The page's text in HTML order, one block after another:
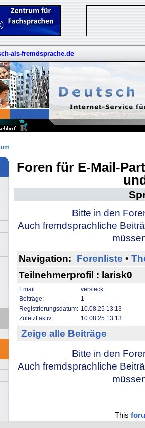
als-fremdsprache.de
Foren für E-Mail-
Bitte in den
Auch fremdsprachliche
Navigation: Forenliste •
Teilnehmerprofil : larisk0
Email:
versteckt
Beiträge:
1
Registrierungsdatum: 10.08.25 13:13
Zuletzt aktiv:
10.08.25 13:13
Zeige alle Beiträge
Bitte in den
Auch fremdsprachliche
This